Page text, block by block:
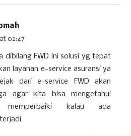
02:47
dibilang FWD ini solusi yg tepat
layanan e-service asuransi ya
dari e-service FWD akan
agar kita bisa mengetahui
memperbaiki kalau ada